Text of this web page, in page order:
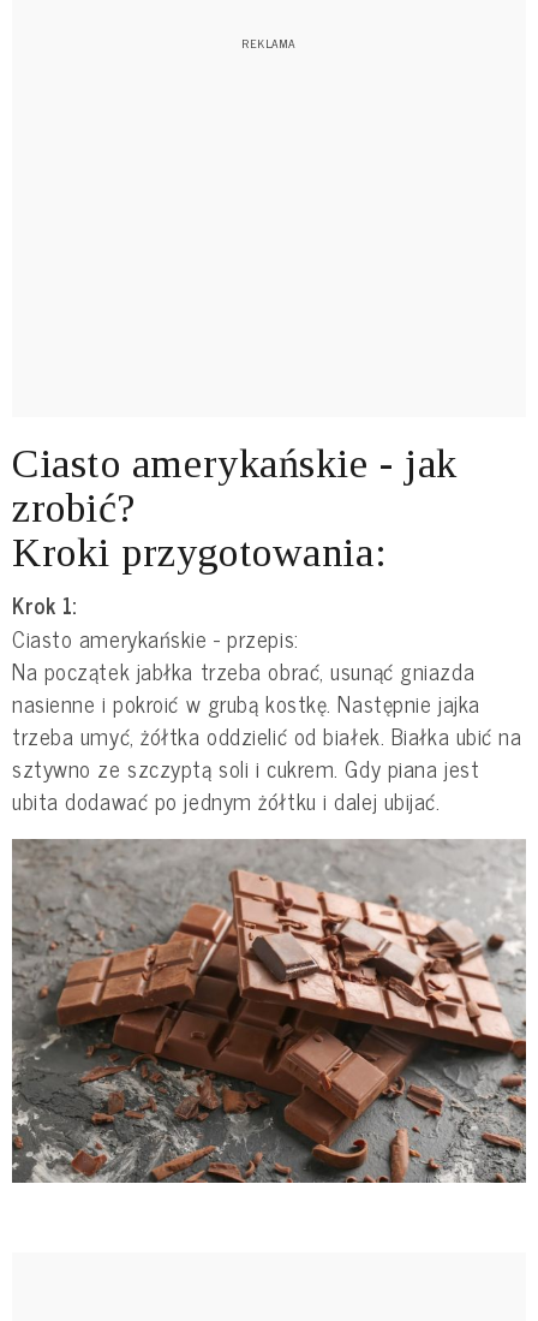
Ciasto amerykańskie - jak
zrobić?
Kroki przygotowania:
Krok 1:
Ciasto amerykańskie - przepis:
Na początek jabłka trzeba obrać, usunąć gniazda
nasienne i pokroić w grubą kostkę. Następnie jajka
trzeba umyć, żółtka oddzielić od białek. Białka ubić na
sztywno ze szczyptą soli i cukrem. Gdy piana jest
ubita dodawać po jednym żółtku i dalej ubijać.